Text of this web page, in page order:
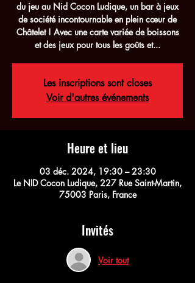
du jeu au Nid Cocon Ludique, un bar à jeux
de société incontournable en plein cœur de
Châtelet ! Avec une carte variée de boissons
et des jeux pour tous les goûts et...
Les inscriptions sont closes
Voir d'autres événements
Heure et lieu
03 déc. 2024, 19:30 – 23:30
Le NID Cocon Ludique, 227 Rue Saint-Martin,
75003 Paris, France
Invités
Voir tout